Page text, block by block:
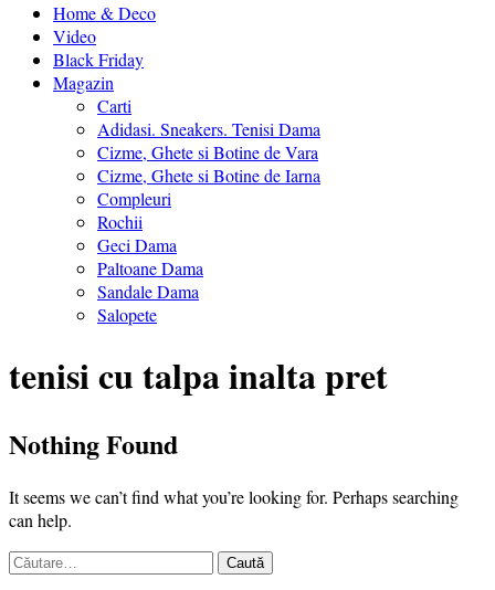
Home & Deco
Video
Black Friday
Magazin
Carti
Adidasi. Sneakers. Tenisi Dama
Cizme, Ghete si Botine de Vara
Cizme, Ghete si Botine de Iarna
Compleuri
Rochii
Geci Dama
Paltoane Dama
Sandale Dama
Salopete
tenisi cu talpa inalta pret
Nothing Found
It seems we can’t find what you’re looking for. Perhaps searching
can help.
Caută